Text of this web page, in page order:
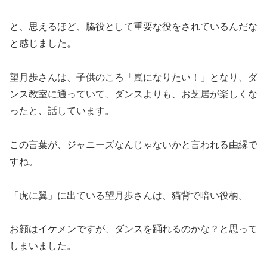
と、思えるほど、脇役として重要な役をされているんだな
と感じました。
望月歩さんは、子供のころ「嵐になりたい！」となり、ダ
ンス教室に通っていて、ダンスよりも、お芝居が楽しくな
ったと、話しています。
この言葉が、ジャニーズなんじゃないかと言われる由縁で
すね。
「虎に翼」に出ている望月歩さんは、猫背で暗い役柄。
お顔はイケメンですが、ダンスを踊れるのかな？と思って
しまいました。